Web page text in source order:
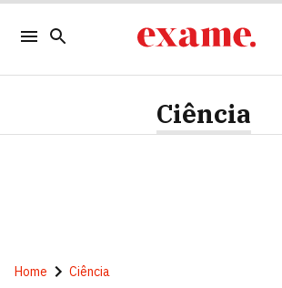
Ciência
Home Ciência